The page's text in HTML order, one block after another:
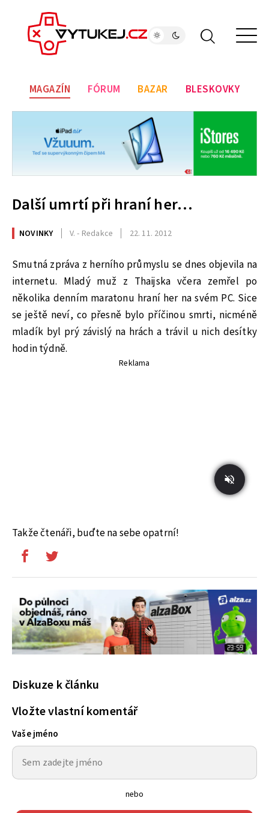
MAGAZÍN FÓRUM BAZAR BLESKOVKY
Další umrtí při hraní her…
NOVINKY V. - Redakce 22. 11. 2012
Smutná zpráva z herního průmyslu se dnes objevila na
internetu. Mladý muž z Thaijska včera zemřel po
několika denním maratonu hraní her na svém PC. Sice
se ještě neví, co přesně bylo příčinou smrti, nicméně
mladík byl prý závislý na hrách a trávil u nich desítky
hodin týdně.
Reklama
Takže čtenáři, buďte na sebe opatrní!
Diskuze k článku
Vložte vlastní komentář
Vaše jméno
nebo